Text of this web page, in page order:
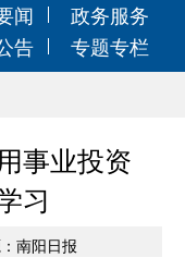
闻
政务服务
告
专题专栏
事业投资
习
南阳日报